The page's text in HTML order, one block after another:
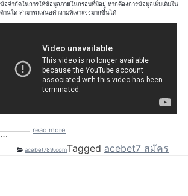
ข้อจำกัดในการให้ข้อมูลภายในกรอบที่มีอยู่ หากต้องการข้อมูลเพิ่มเติมใน
ด้านใด สามารถเสนอคำถามที่เจาะจงมากขึ้นได้
… read more
acebet789.comTagged acebet7 สมัคร